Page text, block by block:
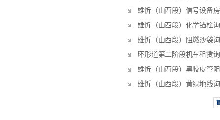
雄忻（山西段）信号设备
雄忻（山西段）化学锚栓
雄忻（山西段）阻燃沙袋
环形道第二阶段机车租赁
雄忻（山西段）黑胶皮管
雄忻（山西段）黄绿地线